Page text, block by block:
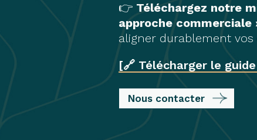
👉 Téléchargez notre
approche commerciale
aligner durablement
[🔗 Télécharger le
Nous contacter